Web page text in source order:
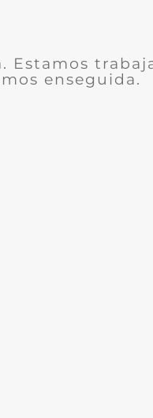
Estamos
enseguida.